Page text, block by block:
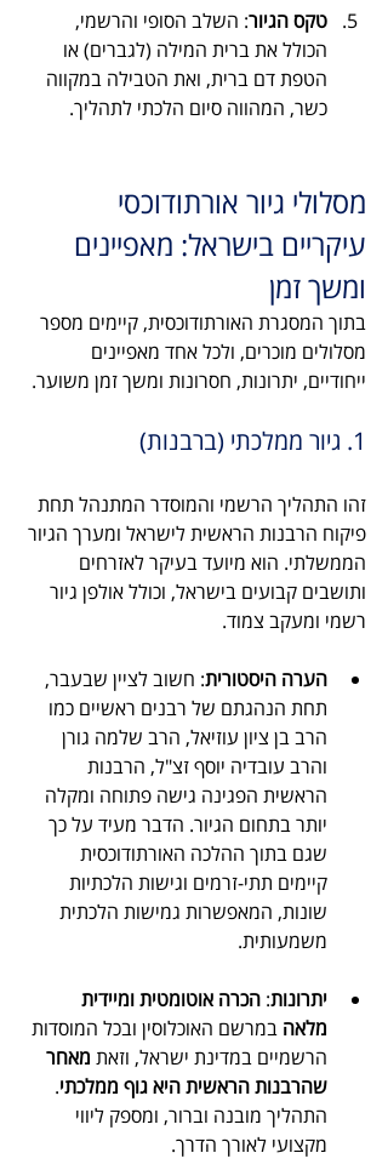
טקס הגיור: השלב הסופי והרשמי,
הכולל את ברית המילה (לגברים) או
הטפת דם ברית, ואת הטבילה במקווה
כשר, המהווה סיום הלכתי לתהליך.
מסלולי גיור אורתודוכסי
עיקריים בישראל: מאפיינים
ומשך זמן
בתוך המסגרת האורתודוכסית, קיימים מספר
מסלולים מוכרים, ולכל אחד מאפיינים
ייחודיים, יתרונות, חסרונות ומשך זמן משוער.
1. גיור ממלכתי (ברבנות)
זהו התהליך הרשמי והמוסדר המתנהל תחת
פיקוח הרבנות הראשית לישראל ומערך הגיור
הממשלתי. הוא מיועד בעיקר לאזרחים
ותושבים קבועים בישראל, וכולל אולפן גיור
רשמי ומעקב צמוד.
הערה היסטורית: חשוב לציין שבעבר,
תחת הנהגתם של רבנים ראשיים כמו
הרב בן ציון עוזיאל, הרב שלמה גורן
והרב עובדיה יוסף זצ"ל, הרבנות
הראשית הפגינה גישה פתוחה ומקלה
יותר בתחום הגיור. הדבר מעיד על כך
שגם בתוך ההלכה האורתודוכסית
קיימים תתי-זרמים וגישות הלכתיות
שונות, המאפשרות גמישות הלכתית
משמעותית.
יתרונות: הכרה אוטומטית ומיידית
מלאה במרשם האוכלוסין ובכל המוסדות
הרשמיים במדינת ישראל, וזאת מאחר
שהרבנות הראשית היא גוף ממלכתי.
התהליך מובנה וברור, ומספק ליווי
מקצועי לאורך הדרך.